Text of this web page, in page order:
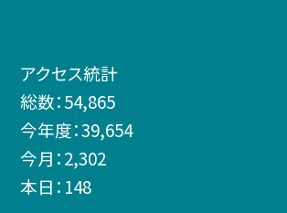
アクセス統計
総数：54,865
今年度：39,654
今月：2,302
本日： 148